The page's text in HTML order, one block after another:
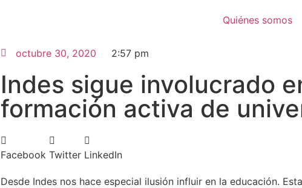
Quiénes somos
octubre 30, 2020 2:57 pm
Indes sigue involucrado
formación activa de
Facebook Twitter LinkedIn
Desde Indes nos hace especial ilusión influir en la educación.